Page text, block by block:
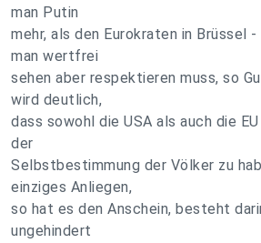
man Putin
mehr, als den Eurokraten in Brüssel
man wertfrei
sehen aber respektieren muss, so
wird deutlich,
dass sowohl die USA als auch die
der
Selbstbestimmung der Völker zu
einziges Anliegen,
so hat es den Anschein, besteht
ungehindert